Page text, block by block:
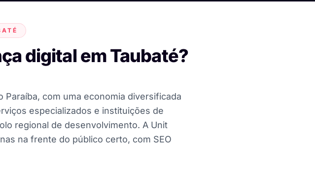
digital em Taubaté?
Paraíba, com uma economia diversificada
especializados e instituições de
regional de desenvolvimento. A Unit
na frente do público certo, com SEO